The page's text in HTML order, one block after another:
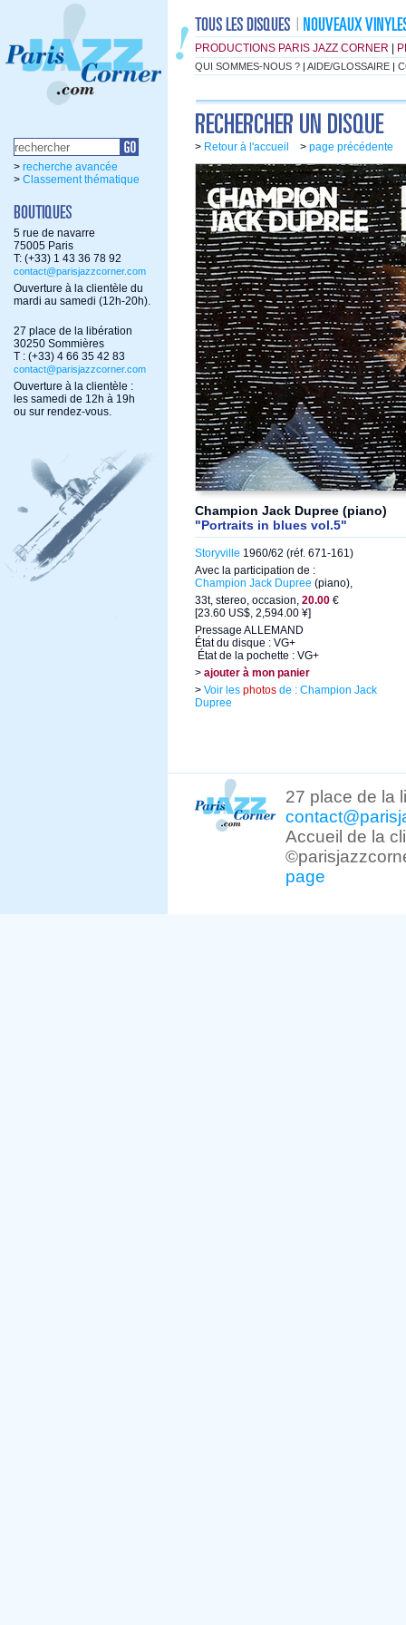
PRODUCTIONS PARIS JAZZ CORNER
QUI SOMMES-NOUS ? | AIDE/GLOSSAIRE |
> recherche avancée
> Classement thématique
5 rue de navarre
75005 Paris
T: (+33) 1 43 36 78 92
contact@parisjazzcorner.com
Ouverture à la clientèle du
mardi au samedi (12h-20h).
27 place de la libération
30250 Sommières
T : (+33) 4 66 35 42 83
contact@parisjazzcorner.com
Ouverture à la clientèle :
les samedi de 12h à 19h
ou sur rendez-vous.
> Retour à l'accueil > page précédente
Champion Jack Dupree (piano)
"Portraits in blues vol.5"
Storyville 1960/62 (réf. 671-161)
Avec la participation de :
Champion Jack Dupree (piano),
33t, stereo, occasion, 20.00 €
[23.60 US$, 2,594.00 ¥]
Pressage ALLEMAND
État du disque : VG+
État de la pochette : VG+
> ajouter à mon panier
> Voir les photos de : Champion Jack
Dupree
27 place de la
Accueil de la
page